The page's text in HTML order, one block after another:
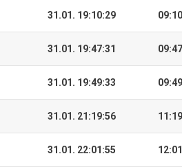
31.01. 19:10:29
31.01. 19:47:31
31.01. 19:49:33
31.01. 21:19:56
31.01. 22:01:55